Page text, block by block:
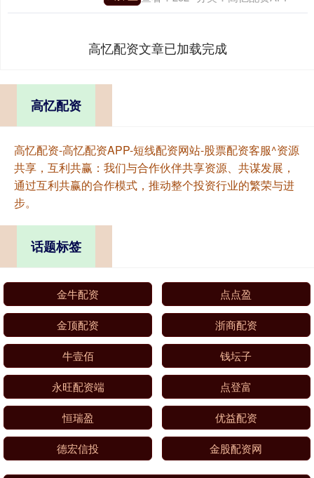
高忆配资文章已加载完成
高忆配资
高忆配资-高忆配资APP-短线配资网站-股票配资客服^资源
共享，互利共赢：我们与合作伙伴共享资源、共谋发展，
通过互利共赢的合作模式，推动整个投资行业的繁荣与进
步。
话题标签
金牛配资 点点盈
金顶配资 浙商配资
牛壹佰 钱坛子
永旺配资端 点登富
恒瑞盈 优益配资
德宏信投 金股配资网